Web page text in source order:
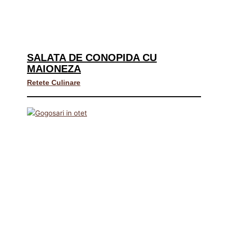
SALATA DE CONOPIDA CU
MAIONEZA
Retete Culinare